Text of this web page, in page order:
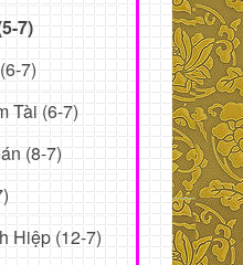
7)
7)
Tài (6-7)
(8-7)
Hiệp (12-7)